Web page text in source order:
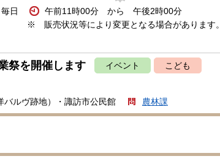
日
午前11時00分 から 午後2時00分
※ 販売状況等により変更となる場合があります。
祭を開催します イベント
こども
バルヴ跡地）・諏訪市公民館 農林課